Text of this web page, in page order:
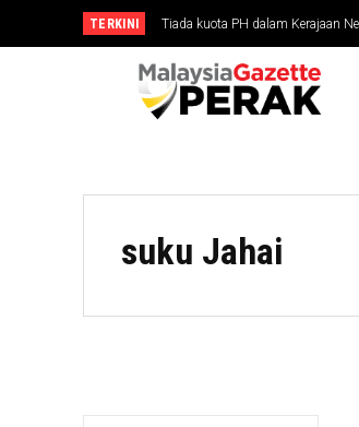
TERKINI Tiada kuota PH dalam Kerajaan
suku Jahai